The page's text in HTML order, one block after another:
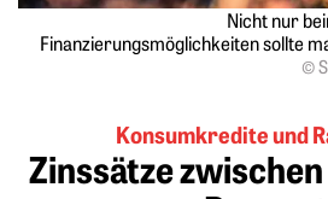
Nicht nur
Finanzierungsmöglichkeiten ­sollte
©
Konsumkredite und
Zinssätze zwischen